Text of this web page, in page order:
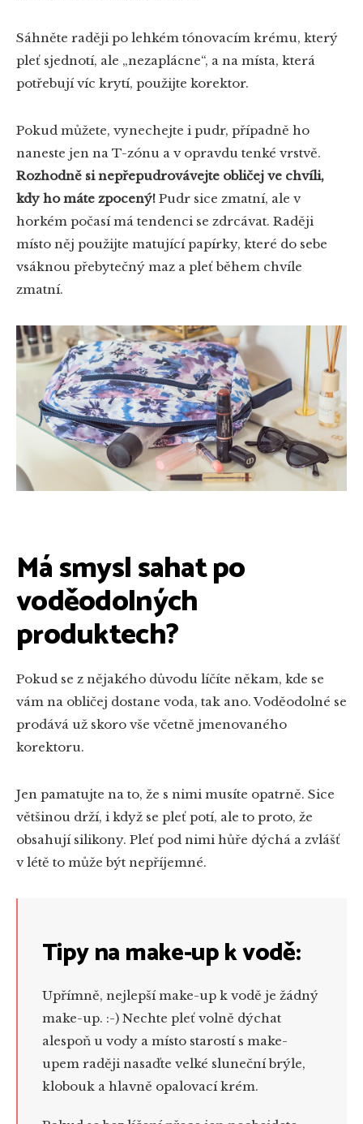
Sáhněte raději po lehkém tónovacím krému, který
pleť sjednotí, ale „nezaplácne“, a na místa, která
potřebují víc krytí, použijte korektor.
Pokud můžete, vynechejte i pudr, případně ho
naneste jen na T-zónu a v opravdu tenké vrstvě.
Rozhodně si nepřepudrovávejte obličej ve chvíli,
kdy ho máte zpocený! Pudr sice zmatní, ale v
horkém počasí má tendenci se zdrcávat. Raději
místo něj použijte matující papírky, které do sebe
vsáknou přebytečný maz a pleť během chvíle
zmatní.
Má smysl sahat po
voděodolných
produktech?
Pokud se z nějakého důvodu líčíte někam, kde se
vám na obličej dostane voda, tak ano. Voděodolné se
prodává už skoro vše včetně jmenovaného
korektoru.
Jen pamatujte na to, že s nimi musíte opatrně. Sice
většinou drží, i když se pleť potí, ale to proto, že
obsahují silikony. Pleť pod nimi hůře dýchá a zvlášť
v létě to může být nepříjemné.
Tipy na make-up k vodě:
Upřímně, nejlepší make-up k vodě je žádný
make-up. :-) Nechte pleť volně dýchat
alespoň u vody a místo starostí s make-
upem raději nasaďte velké sluneční brýle,
klobouk a hlavně opalovací krém.